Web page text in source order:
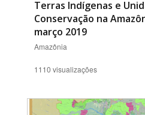
Terras Indígenas e
Conservação na
março 2019
Amazônia
1110 visualizações